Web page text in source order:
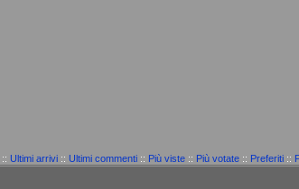
:: Ultimi arrivi :: Ultimi commenti :: Più viste :: Più votate :: Preferiti ::